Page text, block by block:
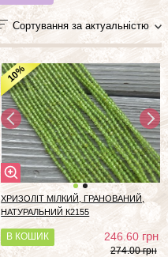
Сортування за актуальністю
10%
ХРИЗОЛІТ МІЛКИЙ, ГРАНОВАНИЙ,
НАТУРАЛЬНИЙ К2155
В КОШИК 246.60грн
274.00 грн